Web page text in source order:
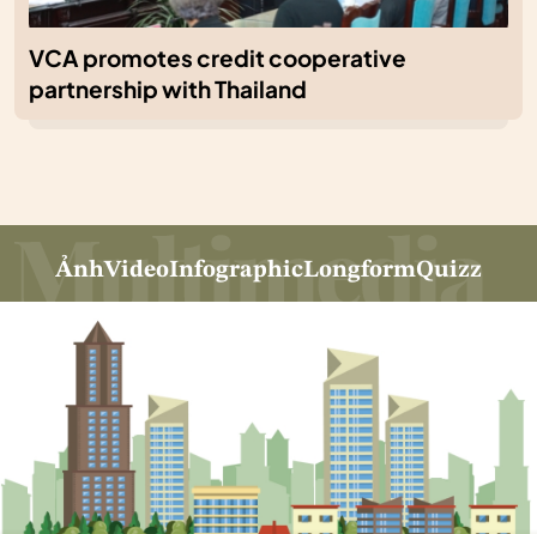
VCA promotes credit cooperative
partnership with Thailand
ẢnhVideoInfographicLongformQuizz